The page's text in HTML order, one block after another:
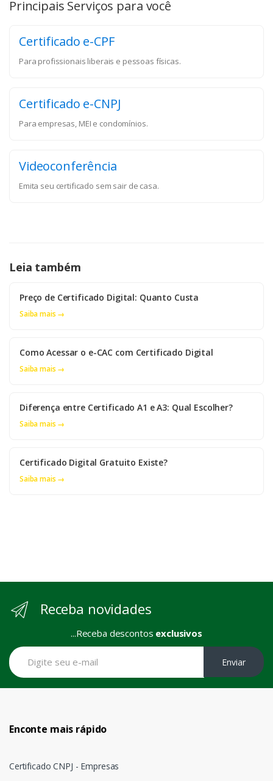
Principais Serviços para você
Certificado e-CPF
Para profissionais liberais e pessoas físicas.
Certificado e-CNPJ
Para empresas, MEI e condomínios.
Videoconferência
Emita seu certificado sem sair de casa.
Leia também
Preço de Certificado Digital: Quanto Custa
Saiba mais →
Como Acessar o e-CAC com Certificado Digital
Saiba mais →
Diferença entre Certificado A1 e A3: Qual Escolher?
Saiba mais →
Certificado Digital Gratuito Existe?
Saiba mais →
Receba novidades
...Receba descontos exclusivos
Enviar
Enconte mais rápido
Certificado CNPJ - Empresas